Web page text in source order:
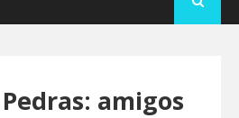
amigos